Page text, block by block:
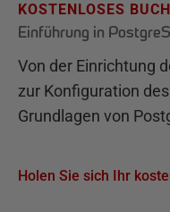
KOSTENLOSES BUCH
Einführung in
Von der Einrichtung
zur Konfiguration
Grundlagen von
Holen Sie sich Ihr